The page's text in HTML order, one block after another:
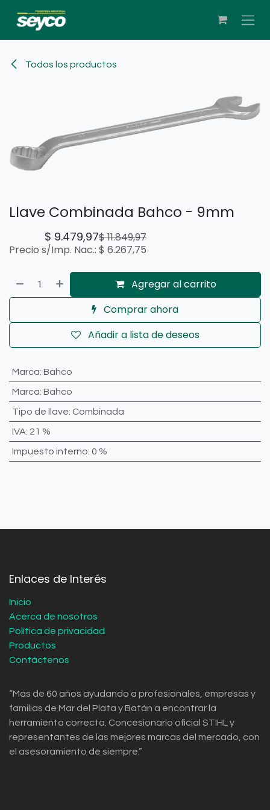
Ir al contenido
Todos los productos
Llave Combinada Bahco - 9mm
$ 9.479,97$11.849,97
Precio s/Imp. Nac.: $ 6.267,75
Agregar al carrito
Comprar ahora
Añadir a lista de deseos
Marca: Bahco
Marca: Bahco
Tipo de llave: Combinada
IVA: 21 %
Impuesto interno: 0 %
Enlaces de Interés
Inicio
Acerca de nosotros
Política de privacidad
Productos
Contáctenos
“Más de 60 años ayudando a profesionales, empresas y
familias de Mar del Plata y Batán a encontrar la
herramienta correcta. Concesionario oficial STIHL y
representantes de las mejores marcas del mercado, con
el asesoramiento de siempre.”